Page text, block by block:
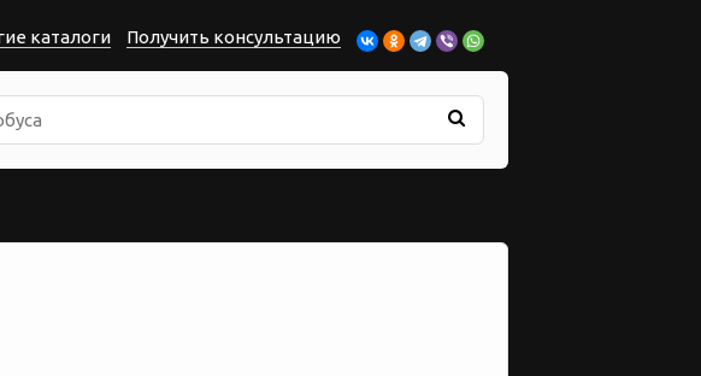
каталоги Получить консультацию